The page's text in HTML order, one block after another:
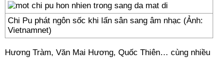
Chi Pu phát ngôn sốc khi lấn sân sang âm nhạc (Ảnh:
Vietnamnet)
Hương Tràm, Văn Mai Hương, Quốc Thiên… cùng nhiều